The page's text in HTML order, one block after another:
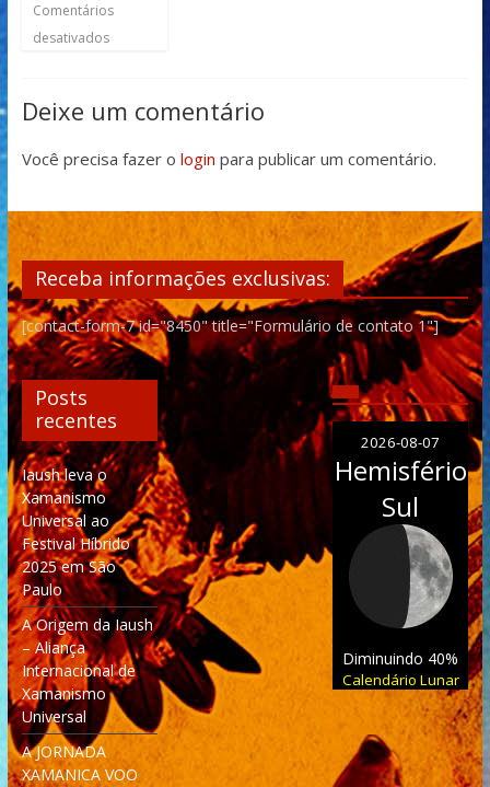
Comentários
desativados
Deixe um comentário
Você precisa fazer o login para publicar um comentário.
Receba informações exclusivas:
[contact-form-7 id="8450" title="Formulário de contato 1"]
Posts
recentes
Iaush leva o
Xamanismo
Universal ao
Festival Híbrido
2025 em São
Paulo
A Origem da Iaush
– Aliança
Internacional de
Xamanismo
Universal
A JORNADA
XAMANICA VOO
2026-08-07
Hemisfério
Sul
Diminuindo 40%
Calendário Lunar